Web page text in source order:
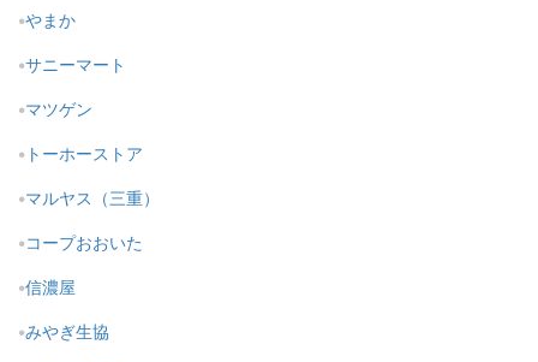
やまか
サニーマート
マツゲン
トーホーストア
マルヤス（三重）
コープおおいた
信濃屋
みやぎ生協